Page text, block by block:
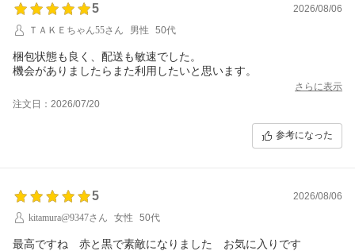
5
2026/08/06
ＴＡＫＥちゃん55さん
男性 50代
梱包状態も良く、配送も敏速でした。
機会がありましたらまた利用したいと思います。
さらに表示
注文日：2026/07/20
参考になった
5
2026/08/06
kitamura@9347さん
女性 50代
最高ですね 赤と黒で素敵になりました お気に入りです